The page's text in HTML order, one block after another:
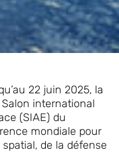
22 juin 2025, la
international
(SIAE) du
mondiale pour
de la défense